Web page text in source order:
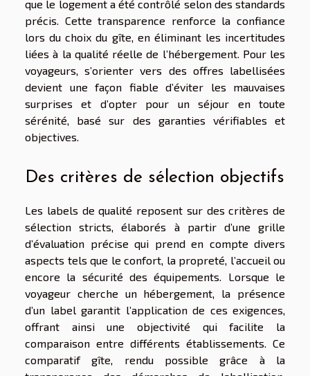
que le logement a été contrôlé selon des standards
précis. Cette transparence renforce la confiance
lors du choix du gîte, en éliminant les incertitudes
liées à la qualité réelle de l’hébergement. Pour les
voyageurs, s’orienter vers des offres labellisées
devient une façon fiable d’éviter les mauvaises
surprises et d’opter pour un séjour en toute
sérénité, basé sur des garanties vérifiables et
objectives.
Des critères de sélection objectifs
Les labels de qualité reposent sur des critères de
sélection stricts, élaborés à partir d’une grille
d’évaluation précise qui prend en compte divers
aspects tels que le confort, la propreté, l’accueil ou
encore la sécurité des équipements. Lorsque le
voyageur cherche un hébergement, la présence
d’un label garantit l’application de ces exigences,
offrant ainsi une objectivité qui facilite la
comparaison entre différents établissements. Ce
comparatif gîte, rendu possible grâce à la